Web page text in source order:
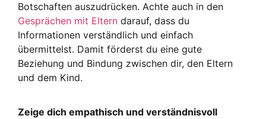
Botschaften auszudrücken. Achte auch in den
Gesprächen mit Eltern darauf, dass du
Informationen verständlich und einfach
übermittelst. Damit förderst du eine gute
Beziehung und Bindung zwischen dir, den Eltern
und dem Kind.
Zeige dich empathisch und verständnisvoll